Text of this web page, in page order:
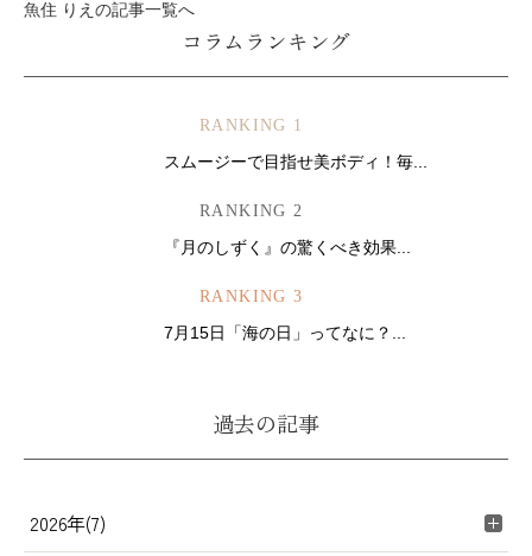
魚住 りえの記事一覧へ
コラムランキング
RANKING 1
スムージーで目指せ美ボディ！毎...
RANKING 2
『月のしずく』の驚くべき効果...
RANKING 3
7月15日「海の日」ってなに？...
過去の記事
2026年(7)